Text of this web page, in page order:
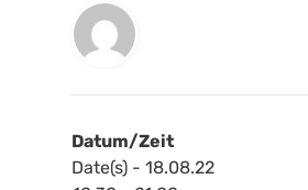
Datum/Zeit
Date(s) - 18.08.22